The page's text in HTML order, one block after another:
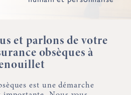
et parlons de votre
obsèques à
est une démarche